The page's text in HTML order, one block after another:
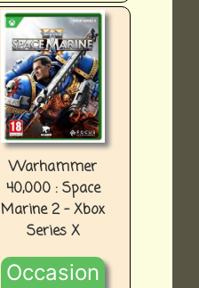
Warhammer
40,000 : Space
Marine 2 - Xbox
Series X
Occasion